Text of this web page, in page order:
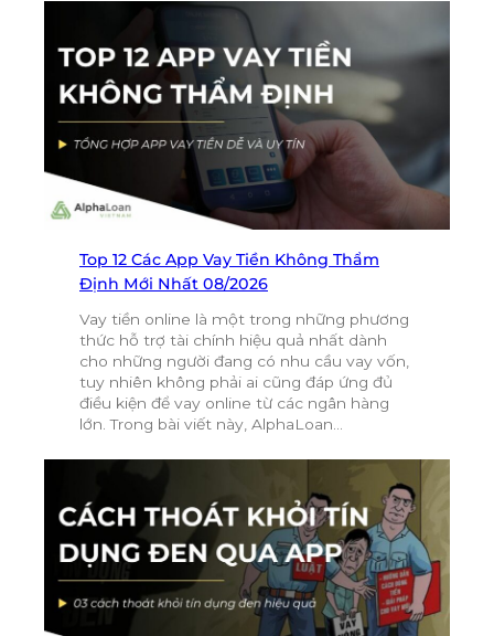
Top 12 Các App Vay Tiền Không Thẩm
Định Mới Nhất 08/2026
Vay tiền online là một trong những phương
thức hỗ trợ tài chính hiệu quả nhất dành
cho những người đang có nhu cầu vay vốn,
tuy nhiên không phải ai cũng đáp ứng đủ
điều kiện để vay online từ các ngân hàng
lớn. Trong bài viết này, AlphaLoan…